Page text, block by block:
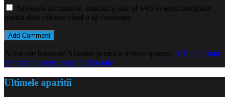
Salvează-mi numele, emailul și site-ul web în acest navigator
pentru data viitoare când o să comentez.
Acest site folosește Akismet pentru a reduce spamul. Află cum sunt
procesate datele comentariilor tale
Ultimele aparitii